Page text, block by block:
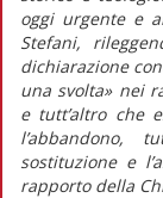
oggi urgente e
Stefani,
dichiarazione
una svolta» nei
e tutt’altro che
l’abbandono,
sostituzione e
rapporto della